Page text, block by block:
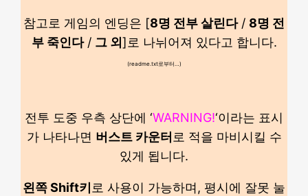
참고로 게임의 엔딩은 [8명 전부 살린다/ 8명 전
부 죽인다/ 그 외]로 나뉘어져 있다고 합니다.
(readme.txt로부터…)
전투 도중 우측 상단에 ‘WARNING!‘이라는 표시
가 나타나면 버스트 카운터 로 적을 마비시킬 수
있게 됩니다.
왼쪽 Shift키 로 사용이 가능하며, 평시에 잘못 눌